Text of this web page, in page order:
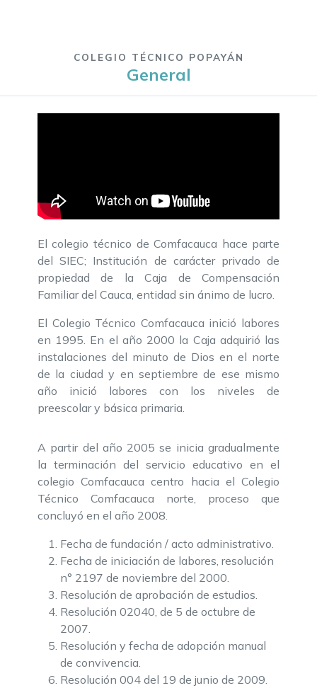
COLEGIO TÉCNICO POPAYÁN
General
El colegio técnico de Comfacauca hace parte
del SIEC; Institución de carácter privado de
propiedad de la Caja de Compensación
Familiar del Cauca, entidad sin ánimo de lucro.
El Colegio Técnico Comfacauca inició labores
en 1995. En el año 2000 la Caja adquirió las
instalaciones del minuto de Dios en el norte
de la ciudad y en septiembre de ese mismo
año inició labores con los niveles de
preescolar y básica primaria.
A partir del año 2005 se inicia gradualmente
la terminación del servicio educativo en el
colegio Comfacauca centro hacia el Colegio
Técnico Comfacauca norte, proceso que
concluyó en el año 2008.
Fecha de fundación / acto administrativo.
Fecha de iniciación de labores, resolución
n° 2197 de noviembre del 2000.
Resolución de aprobación de estudios.
Resolución 02040, de 5 de octubre de
2007.
Resolución y fecha de adopción manual
de convivencia.
Resolución 004 del 19 de junio de 2009.